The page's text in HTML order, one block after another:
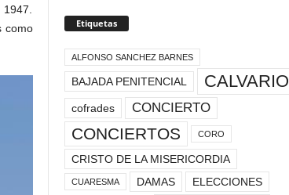
como
Etiquetas
ALFONSO SANCHEZ BARNES
BAJADA PENITENCIAL CALVARIO
cofrades CONCIERTO
CONCIERTOS CORO
CRISTO DE LA MISERICORDIA
CUARESMA DAMAS
ELECCIONES